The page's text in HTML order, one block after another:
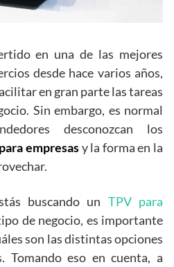
en una de las mejores
desde hace varios años,
en gran parte las tareas
Sin embargo, es normal
desconozcan los
empresasy la forma en la
buscando un TPV para
de negocio, es importante
son las distintas opciones
Tomando eso en cuenta, a